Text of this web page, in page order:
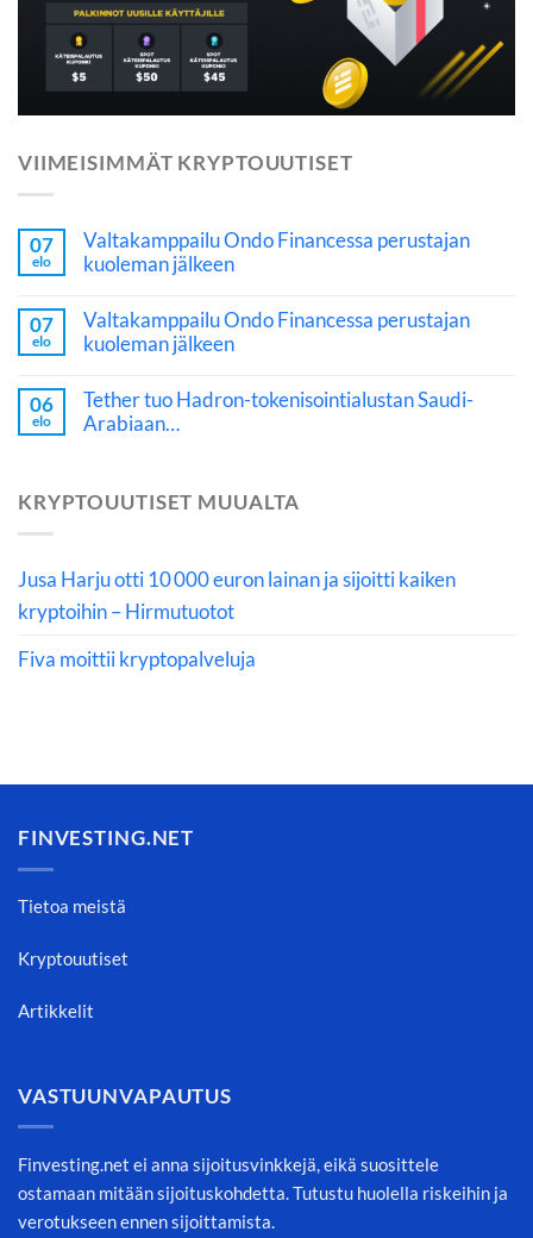
VIIMEISIMMÄT KRYPTOUUTISET
07
elo
Valtakamppailu Ondo Financessa perustajan
kuoleman jälkeen
07
elo
Valtakamppailu Ondo Financessa perustajan
kuoleman jälkeen
06
elo
Tether tuo Hadron-tokenisointialustan Saudi-
Arabiaan…
KRYPTOUUTISET MUUALTA
Jusa Harju otti 10 000 euron lainan ja sijoitti kaiken
kryptoihin – Hirmutuotot
Fiva moittii kryptopalveluja
FINVESTING.NET
Tietoa meistä
Kryptouutiset
Artikkelit
VASTUUNVAPAUTUS
Finvesting.net ei anna sijoitusvinkkejä, eikä suosittele
ostamaan mitään sijoituskohdetta. Tutustu huolella riskeihin ja
verotukseen ennen sijoittamista.